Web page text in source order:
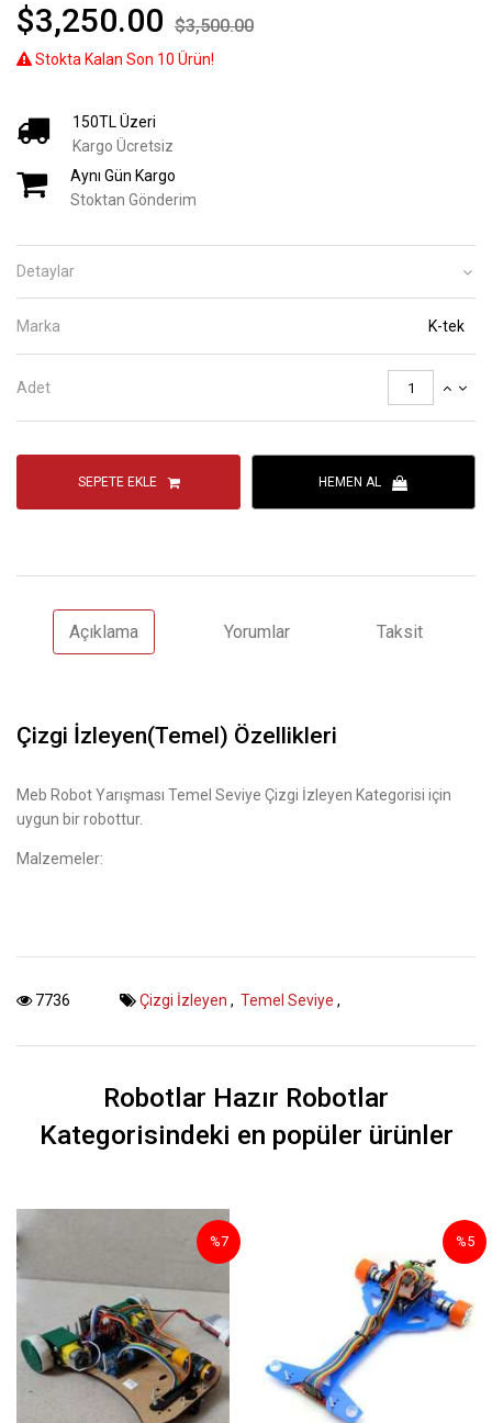
$3,250.00 $3,500.00
Stokta Kalan Son 10 Ürün!
150TL Üzeri
Kargo Ücretsiz
Aynı Gün Kargo
Stoktan Gönderim
Detaylar
Marka K-tek
Adet
SEPETE EKLE HEMEN AL
Açıklama Yorumlar Taksit
Çizgi İzleyen(Temel) Özellikleri
Meb Robot Yarışması Temel Seviye Çizgi İzleyen Kategorisi için
uygun bir robottur.
Malzemeler:
7736 Çizgi İzleyen , Temel Seviye ,
Robotlar Hazır Robotlar
Kategorisindeki en popüler ürünler
%7 %5